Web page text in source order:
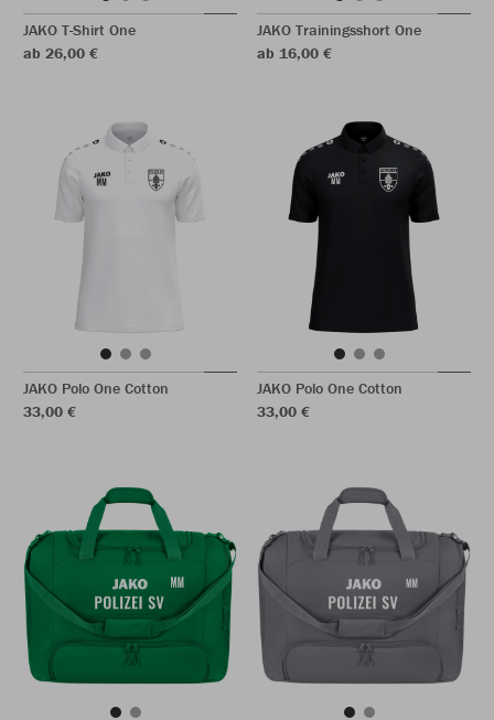
JAKO T-Shirt One
ab 26,00 €
JAKO Trainingsshort One
ab 16,00 €
JAKO Polo One Cotton
33,00 €
JAKO Polo One Cotton
33,00 €